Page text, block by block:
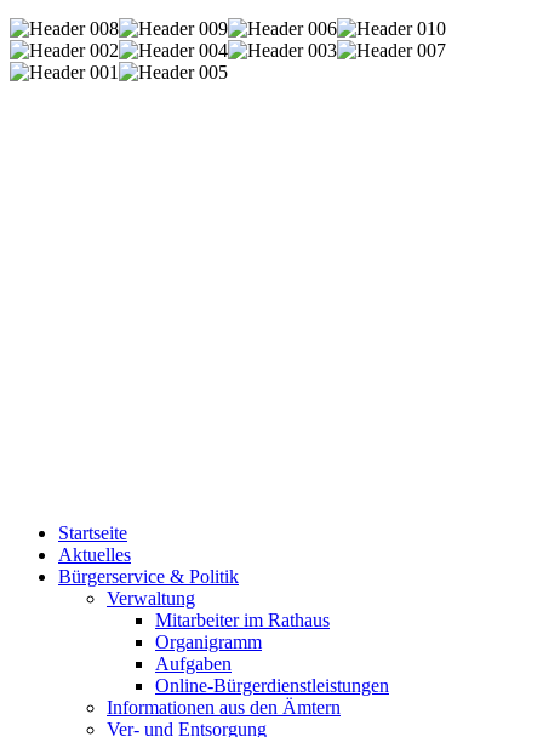
Startseite
Aktuelles
Bürgerservice & Politik
Verwaltung
Mitarbeiter im Rathaus
Organigramm
Aufgaben
Online-Bürgerdienstleistungen
Informationen aus den Ämtern
Ver- und Entsorgung